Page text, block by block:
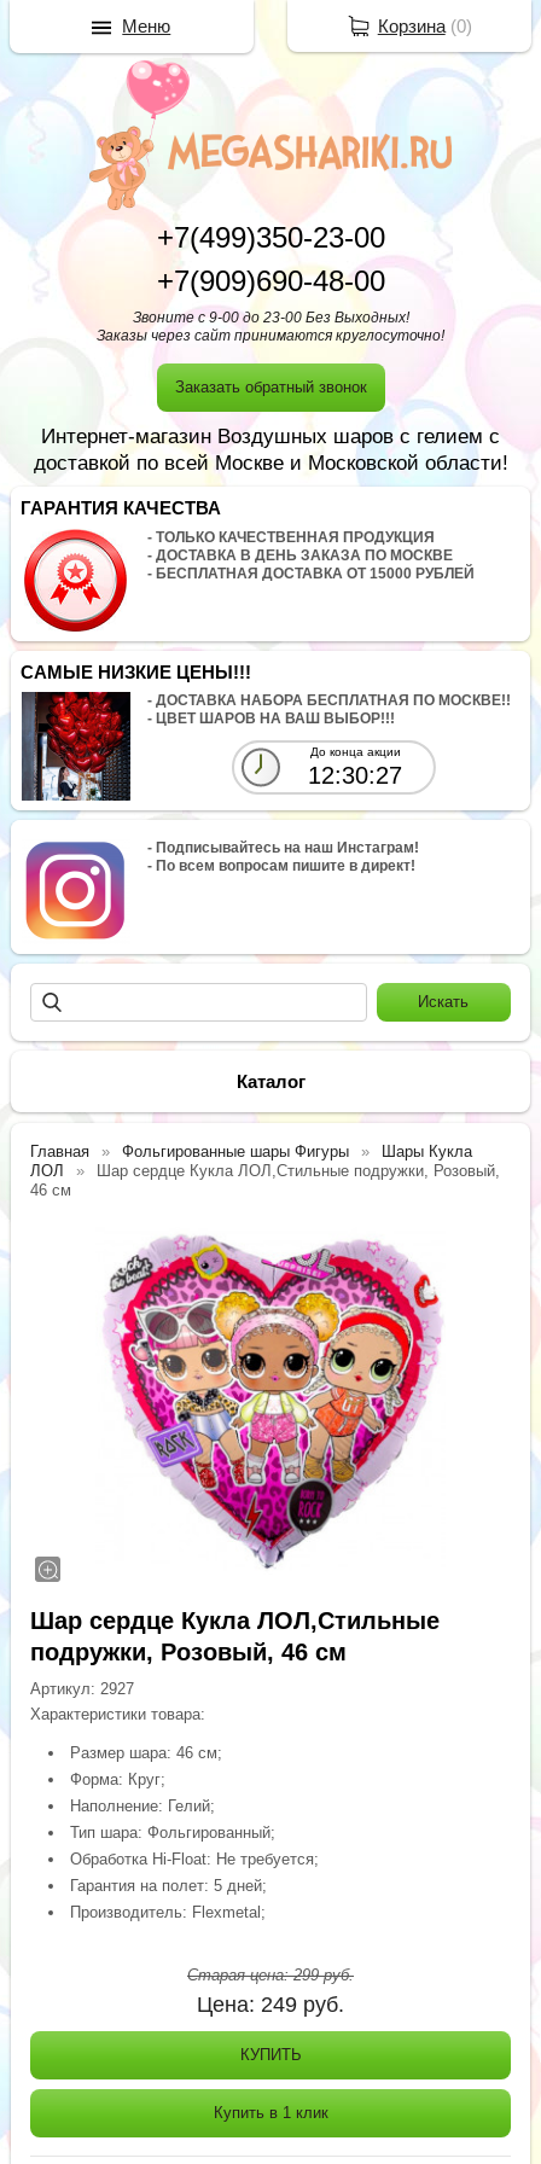
+7(499)350-23-00
+7(909)690-48-00
Звоните с 9-00 до 23-00 Без Выходных!
Заказы через сайт принимаются круглосуточно!
Заказать обратный звонок
Интернет-магазин Воздушных шаров с гелием с
доставкой по всей Москве и Московской области!
ГАРАНТИЯ КАЧЕСТВА
- ТОЛЬКО КАЧЕСТВЕННАЯ ПРОДУКЦИЯ
- ДОСТАВКА В ДЕНЬ ЗАКАЗА ПО МОСКВЕ
- БЕСПЛАТНАЯ ДОСТАВКА ОТ 15000 РУБЛЕЙ
САМЫЕ НИЗКИЕ ЦЕНЫ!!!
- ДОСТАВКА НАБОРА БЕСПЛАТНАЯ ПО МОСКВЕ!!
- ЦВЕТ ШАРОВ НА ВАШ ВЫБОР!!!
До конца акции
12:30:27
- Подписывайтесь на наш Инстаграм!
- По всем вопросам пишите в директ!
Каталог
Главная Фольгированные шары Фигуры
Шары Кукла
ЛОЛ
Шар сердце Кукла ЛОЛ,Стильные подружки, Розовый,
46 см
Шар сердце Кукла ЛОЛ,Стильные
подружки, Розовый, 46 см
Артикул: 2927
Характеристики товара:
Размер шара: 46 см;
Форма: Круг;
Наполнение: Гелий;
Тип шара: Фольгированный;
Обработка Hi-Float: Не требуется;
Гарантия на полет: 5 дней;
Производитель: Flexmetal;
Старая цена:299руб.
Цена: 249 руб.
КУПИТЬ
Купить в 1 клик
Корзина(0)
Меню